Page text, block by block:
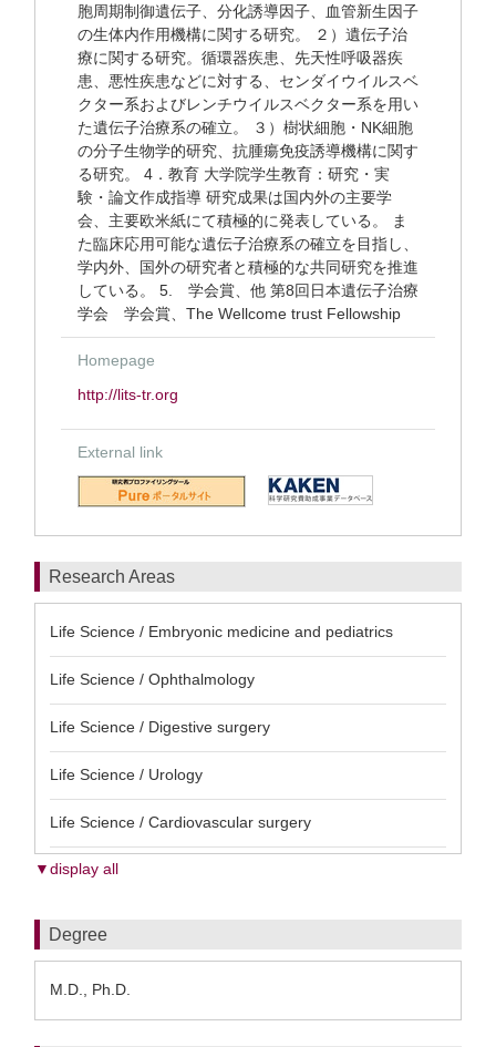
胞周期制御遺伝子、分化誘導因子、血管新生因子
の生体内作用機構に関する研究。 ２）遺伝子治
療に関する研究。循環器疾患、先天性呼吸器疾
患、悪性疾患などに対する、センダイウイルスベ
クター系およびレンチウイルスベクター系を用い
た遺伝子治療系の確立。 ３）樹状細胞・NK細胞
の分子生物学的研究、抗腫瘍免疫誘導機構に関す
る研究。 4．教育 大学院学生教育：研究・実
験・論文作成指導 研究成果は国内外の主要学
会、主要欧米紙にて積極的に発表している。 ま
た臨床応用可能な遺伝子治療系の確立を目指し、
学内外、国外の研究者と積極的な共同研究を推進
している。 5. 学会賞、他 第8回日本遺伝子治療
学会 学会賞、The Wellcome trust Fellowship
Homepage
http://lits-tr.org
External link
Research Areas
Life Science / Embryonic medicine and pediatrics
Life Science / Ophthalmology
Life Science / Digestive surgery
Life Science / Urology
Life Science / Cardiovascular surgery
▼display all
Degree
M.D., Ph.D.